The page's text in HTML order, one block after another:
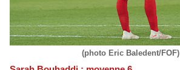
(photo Eric Baledent/FOF)